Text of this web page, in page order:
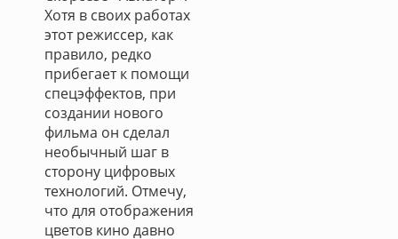
Хотя в своих работах
этот режиссер, как
правило, редко
прибегает к помощи
спецэффектов, при
создании нового
фильма он сделал
необычный шаг в
сторону цифровых
технологий. Отмечу,
что для отображения
цветов кино давно